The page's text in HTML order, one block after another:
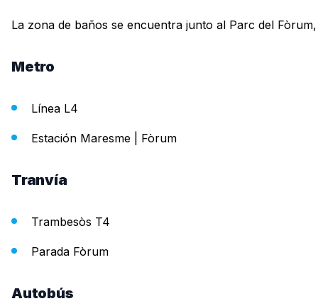
La zona de baños se encuentra junto al Parc del
Metro
Línea L4
Estación Maresme | Fòrum
Tranvía
Trambesòs T4
Parada Fòrum
Autobús